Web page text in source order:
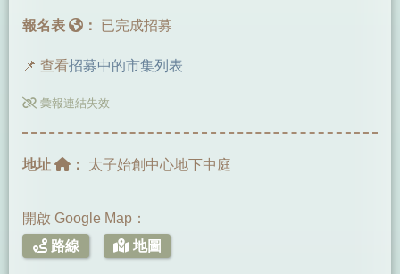
報名表 ： 已完成招募
📌 查看招募中的市集列表
彙報連結失效
地址 ： 太子始創中心地下中庭
開啟 Google Map：
路線
地圖